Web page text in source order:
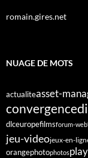
romain.gires.net
NUAGE DE MOTS
actualiteasset-
convergence
dlceuropefilmsforum-web
jeu-videojeux-en-
orangephotophotos